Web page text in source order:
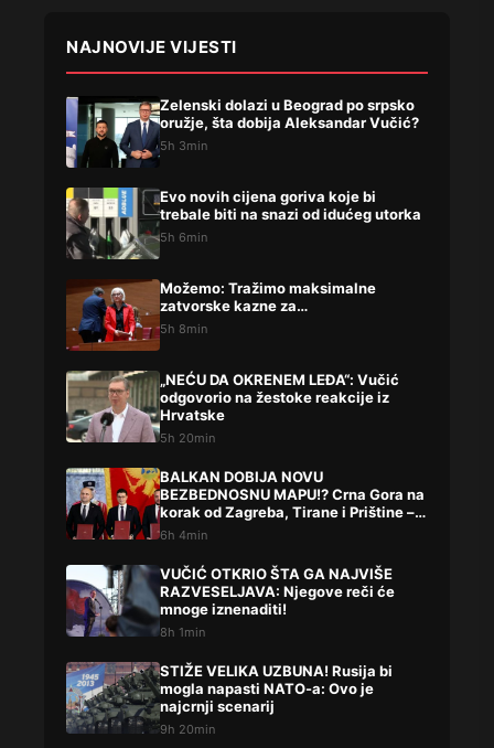
NAJNOVIJE VIJESTI
Zelenski dolazi u Beograd po srpsko
oružje, šta dobija Aleksandar Vučić?
5h 3min
Evo novih cijena goriva koje bi
trebale biti na snazi od idućeg utorka
5h 6min
Možemo: Tražimo maksimalne
zatvorske kazne za…
5h 8min
„NEĆU DA OKRENEM LEĐA“: Vučić
odgovorio na žestoke reakcije iz
Hrvatske
5h 20min
BALKAN DOBIJA NOVU
BEZBEDNOSNU MAPU!? Crna Gora na
korak od Zagreba, Tirane i Prištine –
detalji koji su podigli prašinu
6h 4min
VUČIĆ OTKRIO ŠTA GA NAJVIŠE
RAZVESELJAVA: Njegove reči će
mnoge iznenaditi!
8h 1min
STIŽE VELIKA UZBUNA! Rusija bi
mogla napasti NATO-a: Ovo je
najcrnji scenarij
9h 20min